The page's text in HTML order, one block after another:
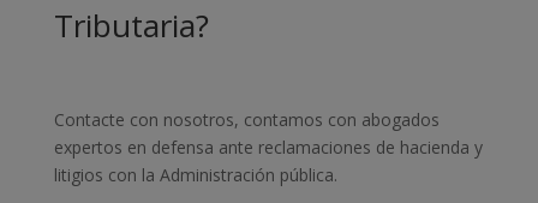
Tributaria?
Contacte con nosotros, contamos con abogados
expertos en defensa ante reclamaciones de hacienda y
litigios con la Administración pública.